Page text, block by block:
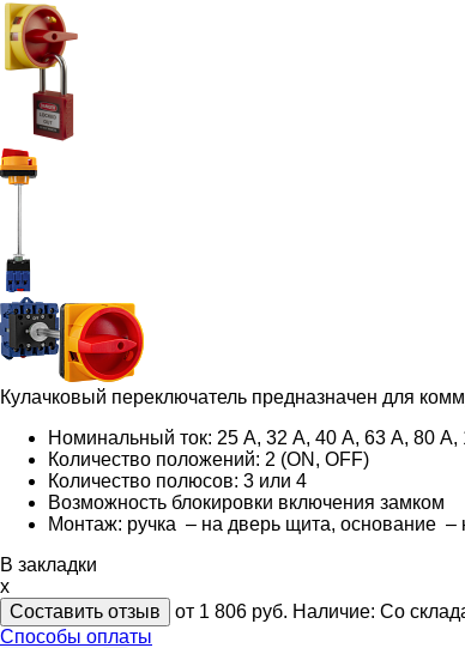
Кулачковый переключатель предназначен для
Номинальный ток: 25 А, 32 А, 40 А, 63 А, 80 А,
Количество положений: 2 (ON, OFF)
Количество полюсов: 3 или 4
Возможность блокировки включения замком
Монтаж: ручка – на дверь щита, основание –
В закладки
x
Составить отзыв
от 1 806 руб. Наличие: Со
Способы оплаты